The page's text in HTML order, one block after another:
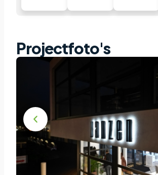
Projectfoto's